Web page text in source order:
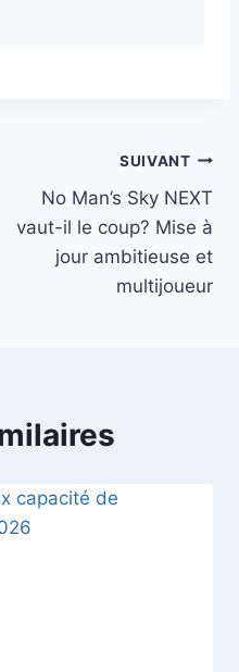
SUIVANT
No Man’s Sky NEXT
vaut-il le coup? Mise à
jour ambitieuse et
multijoueur